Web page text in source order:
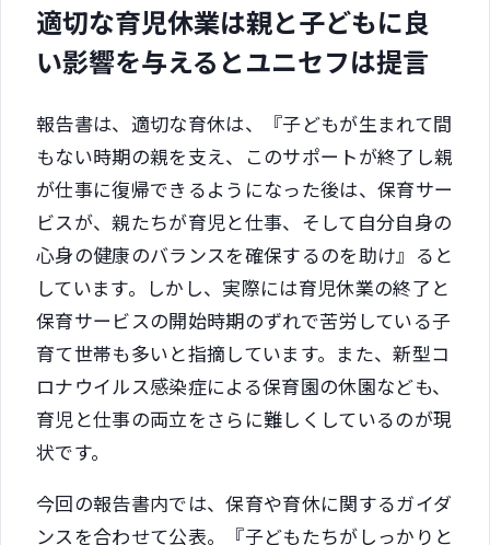
適切な育児休業は親と子どもに良
い影響を与えるとユニセフは提言
報告書は、適切な育休は、『子どもが生まれて間
もない時期の親を支え、このサポートが終了し親
が仕事に復帰できるようになった後は、保育サー
ビスが、親たちが育児と仕事、そして自分自身の
心身の健康のバランスを確保するのを助け』ると
しています。しかし、実際には育児休業の終了と
保育サービスの開始時期のずれで苦労している子
育て世帯も多いと指摘しています。また、新型コ
ロナウイルス感染症による保育園の休園なども、
育児と仕事の両立をさらに難しくしているのが現
状です。
今回の報告書内では、保育や育休に関するガイダ
ンスを合わせて公表。『子どもたちがしっかりと